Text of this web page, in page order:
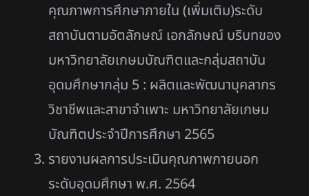
คุณภาพการศึกษาภายใน (เพิ่มเติม)ระดับ
สถาบันตามอัตลักษณ์ เอกลักษณ์ บริบทของ
มหาวิทยาลัยเกษมบัณฑิตและกลุ่มสถาบัน
อุดมศึกษากลุ่ม 5 : ผลิตและพัฒนาบุคลากร
วิชาชีพและสาขาจำเพาะ มหาวิทยาลัยเกษม
บัณฑิตประจำปีการศึกษา 2565
รายงานผลการประเมินคุณภาพภายนอก
ระดับอุดมศึกษา พ.ศ. 2564